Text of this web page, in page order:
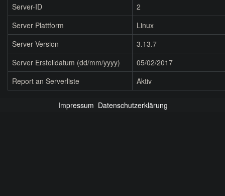
Server-ID
2
Server Plattform
Linux
Server Version
3.13.7
Server Erstelldatum (dd/mm/yyyy)
05/02/2017
Report an Serverliste
Aktiv
Impressum Datenschutzerklärung